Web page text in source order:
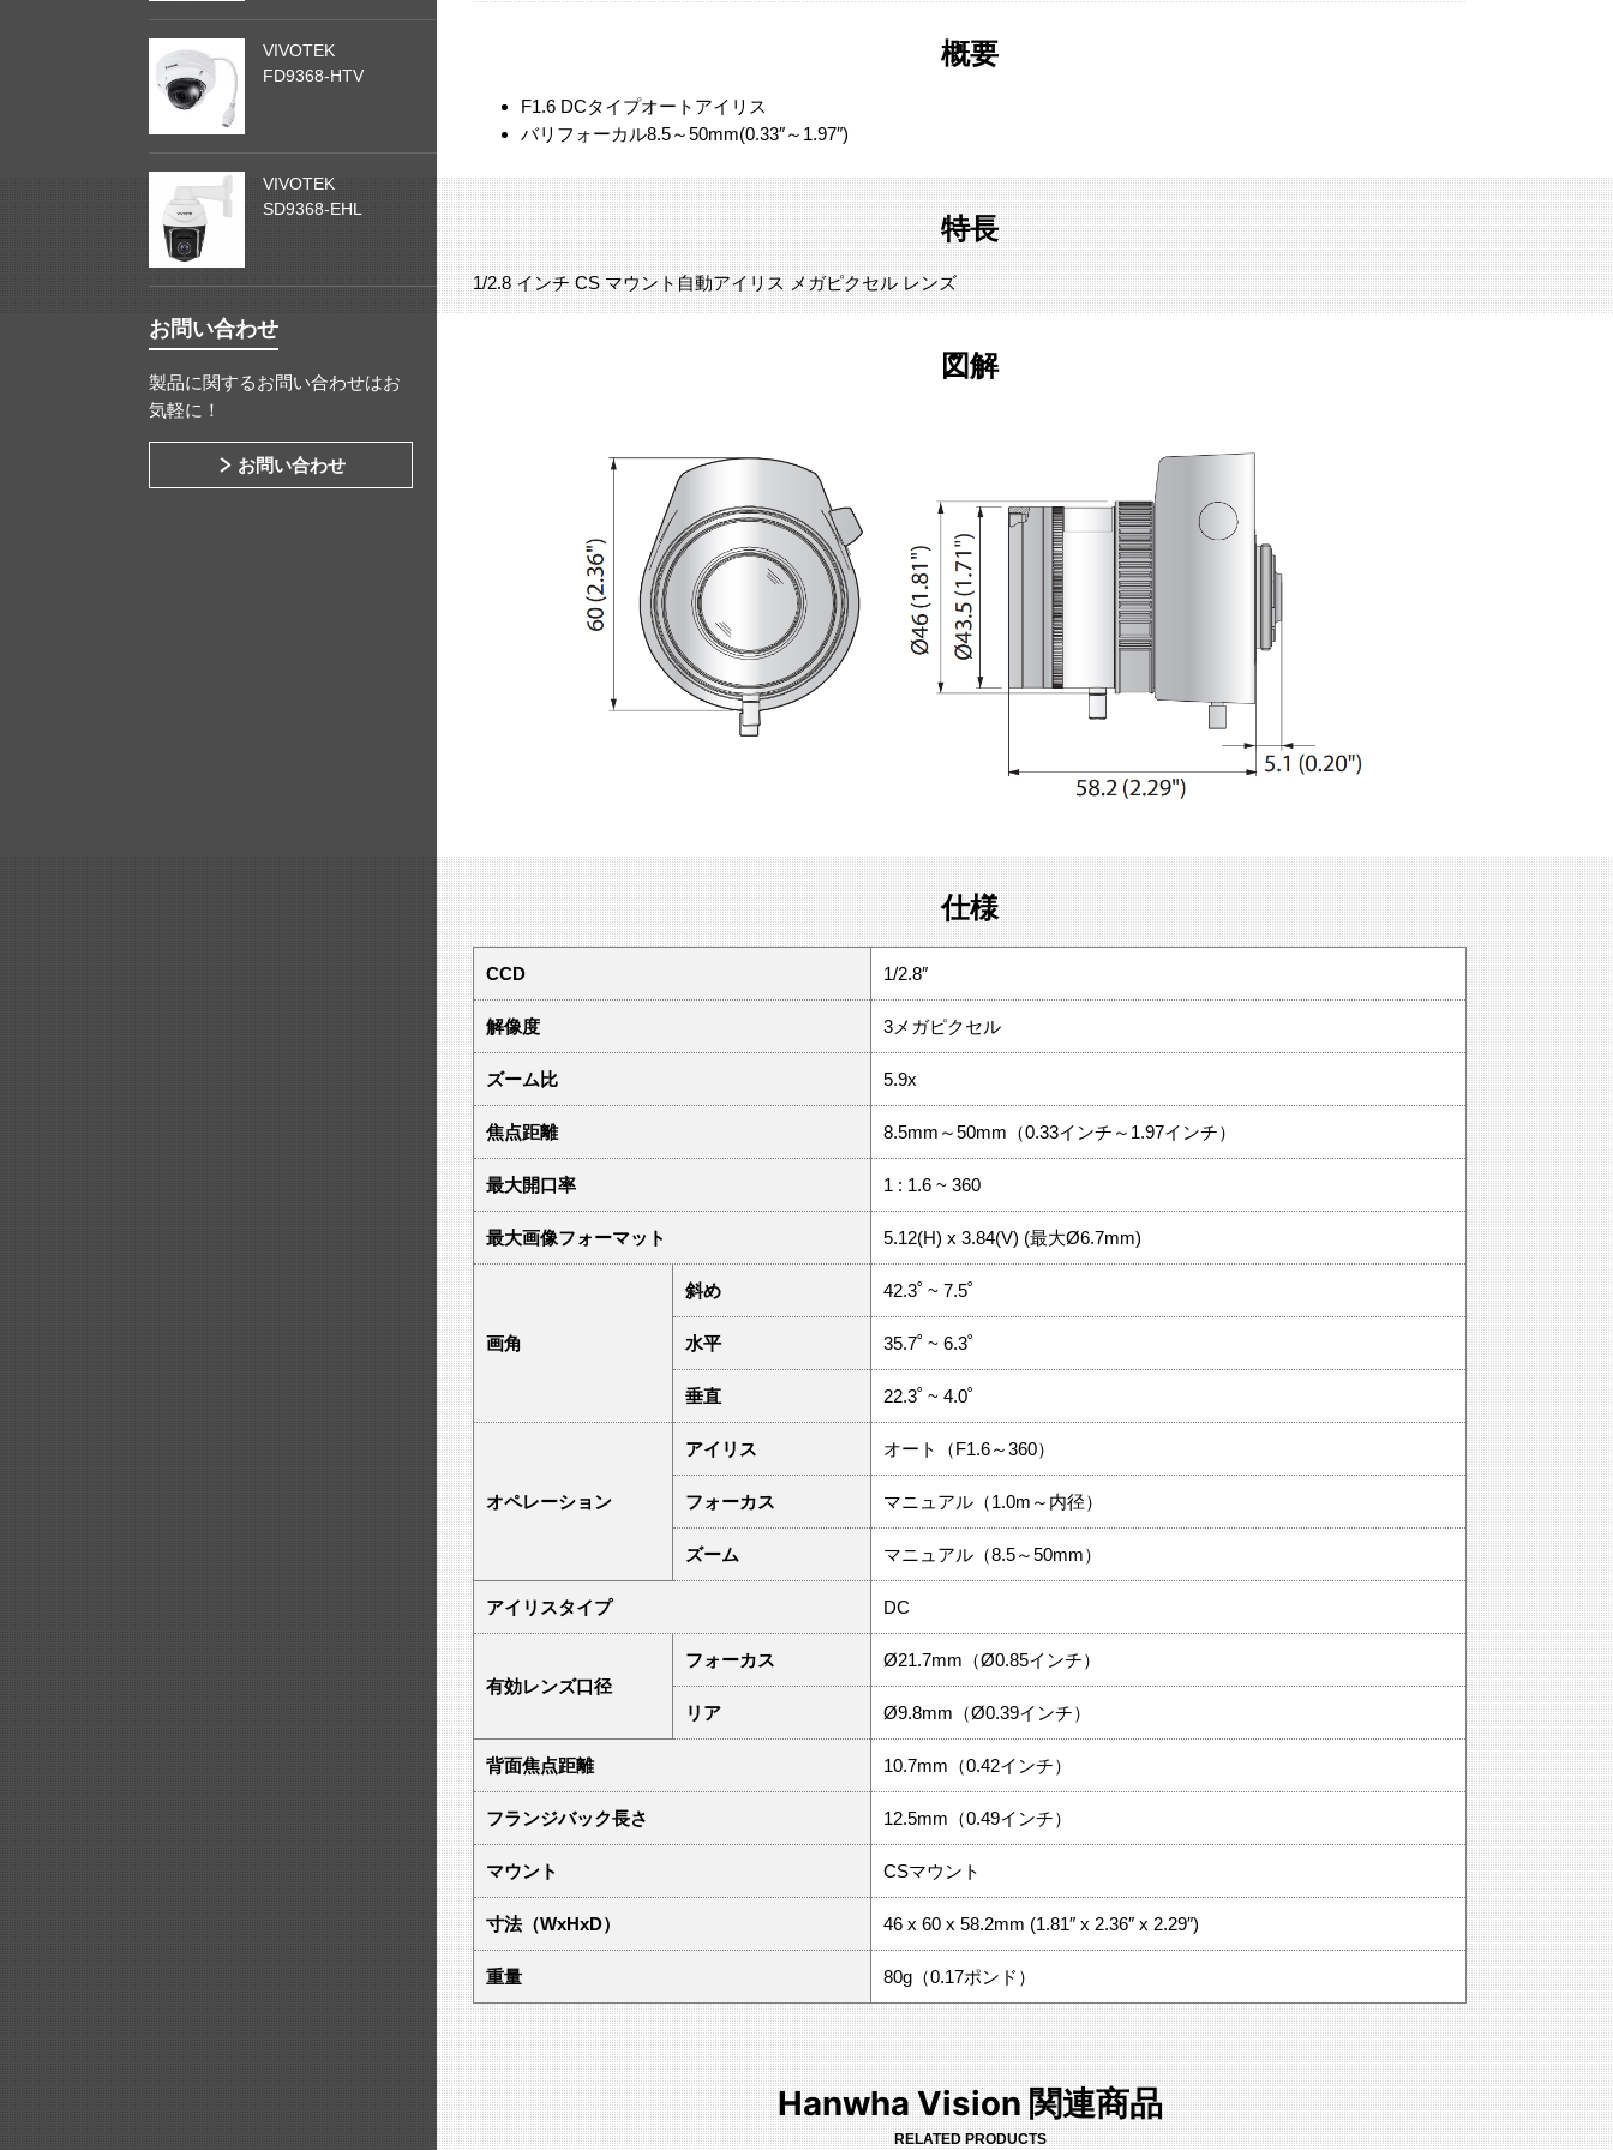
概要
F1.6 DCタイプオートアイリス
バリフォーカル8.5～50mm(0.33″～1.97″)
特長
1/2.8 インチ CS マウント自動アイリス メガピクセル レンズ
図解
仕様
CCD 1/2.8″
解像度 3メガピクセル
ズーム比 5.9x
焦点距離 8.5mm～50mm（0.33インチ～1.97インチ）
最大開口率 1 : 1.6 ~ 360
最大画像フォーマット 5.12(H) x 3.84(V) (最大Ø6.7mm)
画角
斜め 42.3˚ ~ 7.5˚
水平 35.7˚ ~ 6.3˚
垂直 22.3˚ ~ 4.0˚
オペレーション
アイリス オート（F1.6～360）
フォーカス マニュアル（1.0m～内径）
ズーム マニュアル（8.5～50mm）
アイリスタイプ DC
有効レンズ口径
フォーカス Ø21.7mm（Ø0.85インチ）
リア Ø9.8mm（Ø0.39インチ）
背面焦点距離 10.7mm（0.42インチ）
フランジバック長さ 12.5mm（0.49インチ）
マウント CSマウント
寸法（WxHxD） 46 x 60 x 58.2mm (1.81″ x 2.36″ x 2.29″)
重量 80g（0.17ポンド）
Hanwha Vision 関連商品
RELATED PRODUCTS
VIVOTEK
FD9368-HTV
VIVOTEK
SD9368-EHL
お問い合わせ
製品に関するお問い合わせはお
気軽に！
お問い合わせ